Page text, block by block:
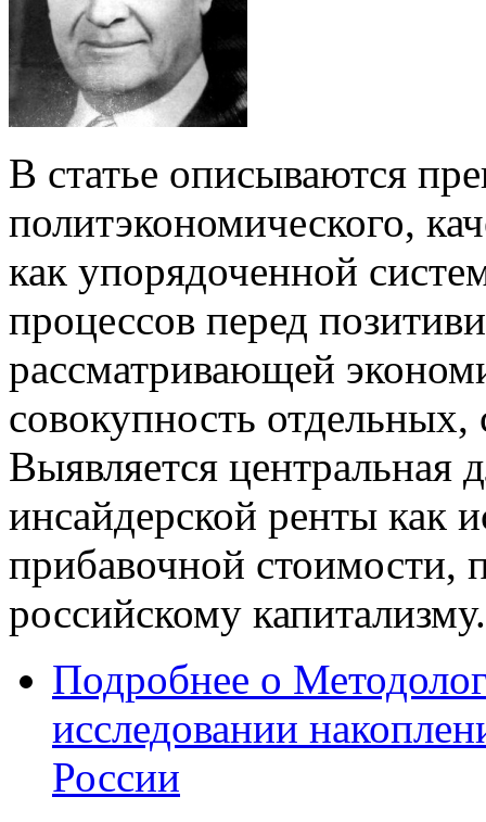
В статье описываются
политэкономического,
как упорядоченной
процессов перед
рассматривающей
совокупность
Выявляется центральная
инсайдерской ренты как
прибавочной стоимости,
российскому капитализму.
Подробнее о
исследовании
России